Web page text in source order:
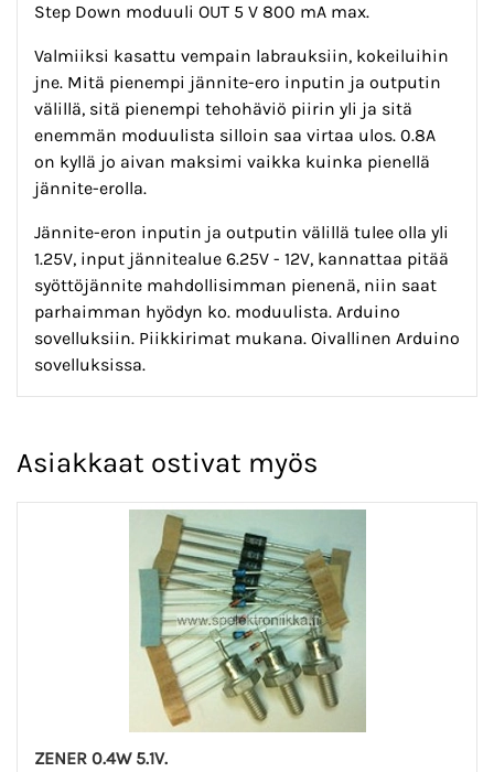
Step Down moduuli OUT 5 V 800 mA max.
Valmiiksi kasattu vempain labrauksiin, kokeiluihin
jne. Mitä pienempi jännite-ero inputin ja outputin
välillä, sitä pienempi tehohäviö piirin yli ja sitä
enemmän moduulista silloin saa virtaa ulos. 0.8A
on kyllä jo aivan maksimi vaikka kuinka pienellä
jännite-erolla.
Jännite-eron inputin ja outputin välillä tulee olla yli
1.25V, input jännitealue 6.25V - 12V, kannattaa pitää
syöttöjännite mahdollisimman pienenä, niin saat
parhaimman hyödyn ko. moduulista. Arduino
sovelluksiin. Piikkirimat mukana. Oivallinen Arduino
sovelluksissa.
Asiakkaat ostivat myös
ZENER 0.4W 5.1V.